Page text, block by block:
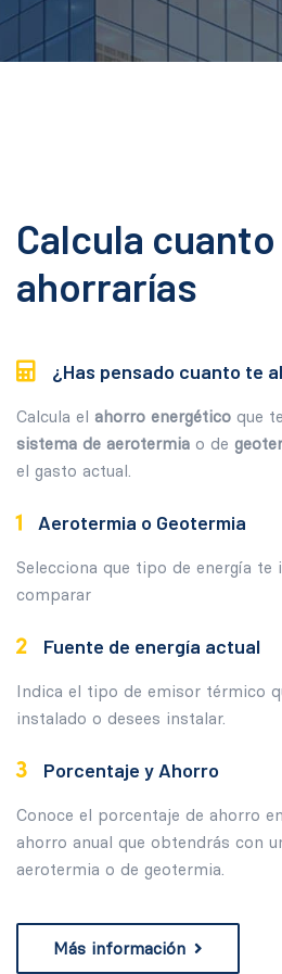
Calcula
ahorrarías
¿Has pensado cuanto te
Calcula el ahorro energético que
sistema de aerotermia o de
el gasto actual.
Aerotermia o Geotermia
Selecciona que tipo de energía te
comparar
Fuente de energía actual
Indica el tipo de emisor térmico
instalado o desees instalar.
Porcentaje y Ahorro
Conoce el porcentaje de ahorro
ahorro anual que obtendrás con
aerotermia o de geotermia.
Más información